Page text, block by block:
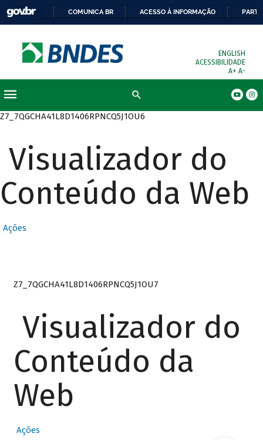
COMUNICA BR ACESSO À INFORMAÇÃO
ENGLISH
ACESSIBILIDADE
A+ A-
Z7_7QGCHA41L8D1406RPNCQ5J1OU6
Visualizador do
Conteúdo da Web
Ações
Z7_7QGCHA41L8D1406RPNCQ5J1OU7
Visualizador do
Conteúdo da
Web
Ações